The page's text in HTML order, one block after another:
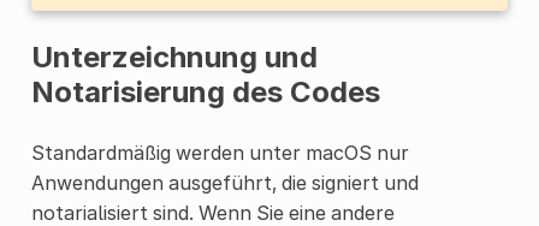
Unterzeichnung und
Notarisierung des Codes
Standardmäßig werden unter macOS nur
Anwendungen ausgeführt, die signiert und
notarialisiert sind. Wenn Sie eine andere